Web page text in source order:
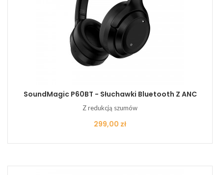
SoundMagic P60BT - Słuchawki Bluetooth Z ANC
Z redukcją szumów
Cena
299,00 zł